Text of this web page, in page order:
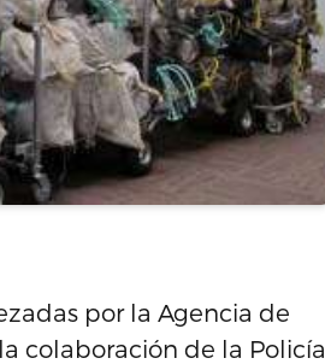
por la Agencia de
colaboración de la Policía